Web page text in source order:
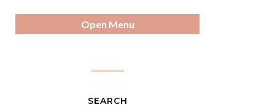
Open Menu
SEARCH